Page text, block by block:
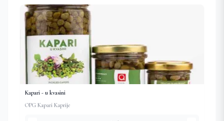
Kapari - u kvasini
OPG Kapari Kaprije